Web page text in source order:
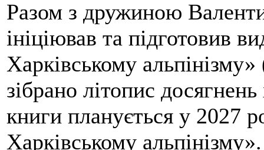
Разом з дружиною
ініціював та підготовив
Харківському
зібрано літопис
книги планується у 2027
Харківському альпінізму».